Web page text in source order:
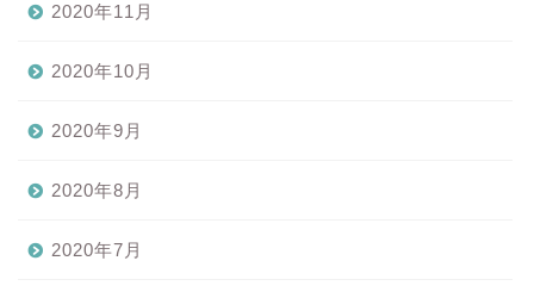
2020年11月
2020年10月
2020年9月
2020年8月
2020年7月